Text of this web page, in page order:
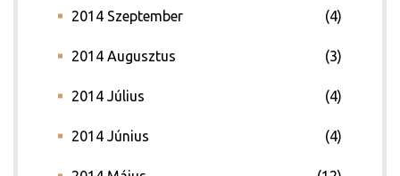
2014 Szeptember (4)
2014 Augusztus (3)
2014 Július (4)
2014 Június (4)